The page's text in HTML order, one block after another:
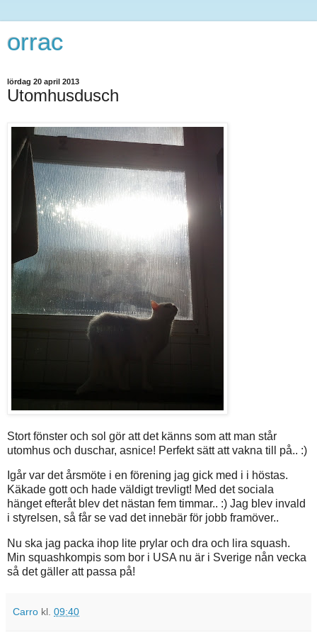
orrac
lördag 20 april 2013
Utomhusdusch
Stort fönster och sol gör att det känns som att man står
utomhus och duschar, asnice! Perfekt sätt att vakna till på.. :)
Igår var det årsmöte i en förening jag gick med i i höstas.
Käkade gott och hade väldigt trevligt! Med det sociala
hänget efteråt blev det nästan fem timmar.. :) Jag blev invald
i styrelsen, så får se vad det innebär för jobb framöver..
Nu ska jag packa ihop lite prylar och dra och lira squash.
Min squashkompis som bor i USA nu är i Sverige nån vecka
så det gäller att passa på!
Carro kl. 09:40